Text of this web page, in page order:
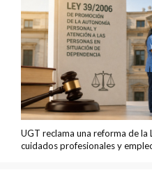
UGT reclama una reforma de la
cuidados profesionales y